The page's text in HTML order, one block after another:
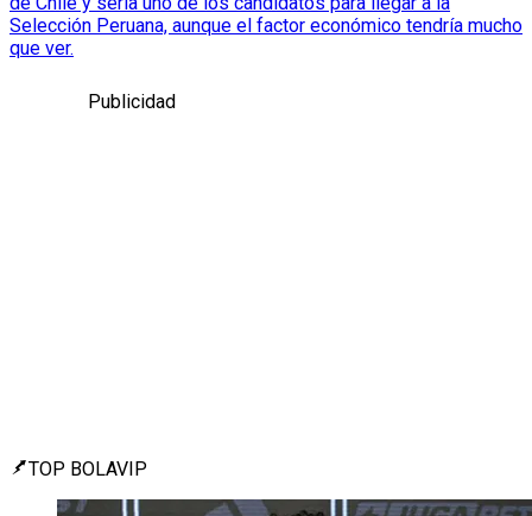
Selección Peruana, aunque el factor económico tendría mucho
que ver.
Publicidad
TOP BOLAVIP